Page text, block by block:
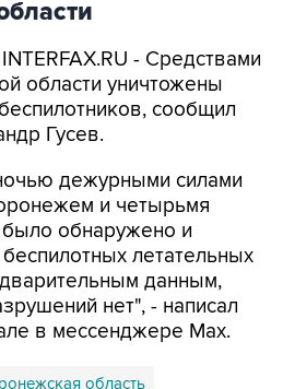
- Средствами
сообщил
Гусев.
дежурными силами
обнаружено и
летательных
данным,
нет", - написал
в мессенджере Max.
область